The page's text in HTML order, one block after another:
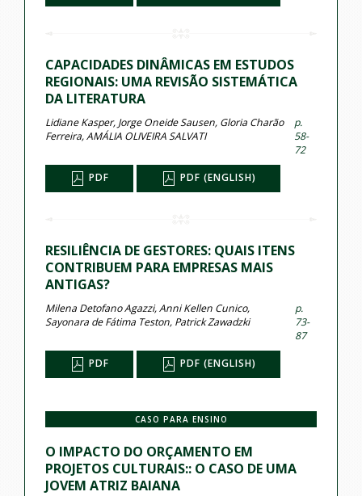
CAPACIDADES DINÂMICAS EM ESTUDOS
REGIONAIS: UMA REVISÃO SISTEMÁTICA
DA LITERATURA
Lidiane Kasper, Jorge Oneide Sausen, Gloria Charão
Ferreira, AMÁLIA OLIVEIRA SALVATI
p.
58-
72
PDF PDF (ENGLISH)
RESILIÊNCIA DE GESTORES: QUAIS ITENS
CONTRIBUEM PARA EMPRESAS MAIS
ANTIGAS?
Milena Detofano Agazzi, Anni Kellen Cunico,
Sayonara de Fátima Teston, Patrick Zawadzki
p.
73-
87
PDF PDF (ENGLISH)
CASO PARA ENSINO
O IMPACTO DO ORÇAMENTO EM
PROJETOS CULTURAIS:: O CASO DE UMA
JOVEM ATRIZ BAIANA